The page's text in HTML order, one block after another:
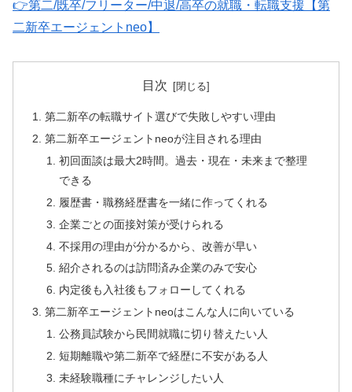
👉第二/既卒/フリーター/中退/高卒の就職・転職支援【第
二新卒エージェントneo】
目次
第二新卒の転職サイト選びで失敗しやすい理由
第二新卒エージェントneoが注目される理由
初回面談は最大2時間。過去・現在・未来まで整理
できる
履歴書・職務経歴書を一緒に作ってくれる
企業ごとの面接対策が受けられる
不採用の理由が分かるから、改善が早い
紹介されるのは訪問済み企業のみで安心
内定後も入社後もフォローしてくれる
第二新卒エージェントneoはこんな人に向いている
公務員試験から民間就職に切り替えたい人
短期離職や第二新卒で経歴に不安がある人
未経験職種にチャレンジしたい人